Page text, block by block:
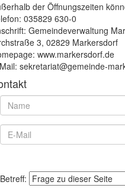
der Öffnungszeiten
035829 630-0
Gemeindeverwaltung
3, 02829 Markersdorf
www.markersdorf.de
sekretariat@gemeinde-
Betreff: